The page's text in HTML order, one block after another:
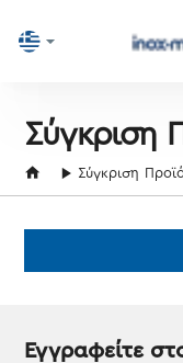
Σύγκριση
homeΣύγκριση
Εγγραφείτε